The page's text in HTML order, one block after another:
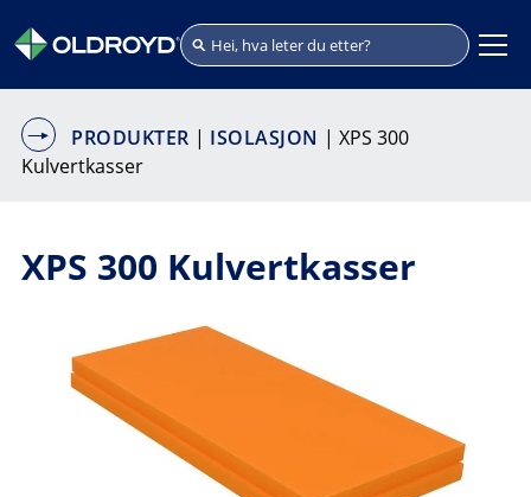
PRODUKTER | ISOLASJON | XPS 300
Kulvertkasser
XPS 300 Kulvertkasser